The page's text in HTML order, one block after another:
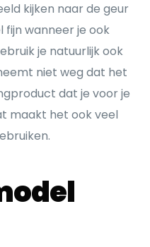
kijken naar de geur
fijn wanneer je ook
je natuurlijk ook
niet weg dat het
dat je voor je
maakt het ook veel